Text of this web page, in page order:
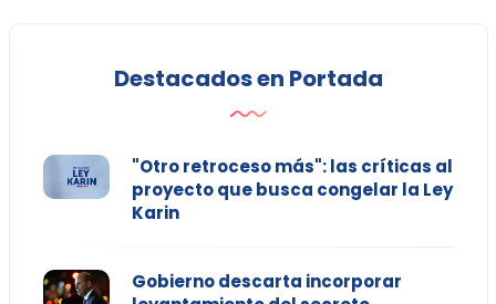
Destacados en Portada
"Otro retroceso más": las críticas al
proyecto que busca congelar la Ley
Karin
Gobierno descarta incorporar